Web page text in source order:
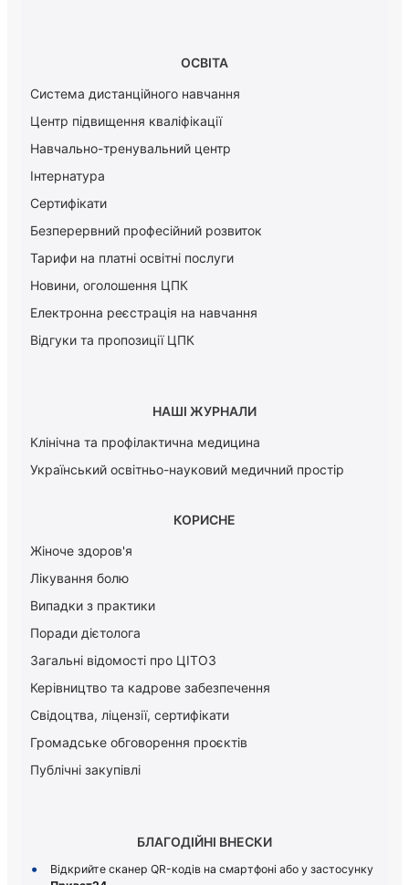
ОСВІТА
Система дистанційного навчання
Центр підвищення кваліфікації
Навчально-тренувальний центр
Інтернатура
Сертифікати
Безперервний професійний розвиток
Тарифи на платні освітні послуги
Новини, оголошення ЦПК
Електронна реєстрація на навчання
Відгуки та пропозиції ЦПК
НАШІ ЖУРНАЛИ
Клінічна та профілактична медицина
Український освітньо-науковий медичний простір
КОРИСНЕ
Жіноче здоров'я
Лікування болю
Випадки з практики
Поради дієтолога
Загальні відомості про ЦІТОЗ
Керiвництво та кадрове забезпечення
Свідоцтва, ліцензії, сертифікати
Громадське обговорення проєктів
Публічні закупівлі
БЛАГОДІЙНІ ВНЕСКИ
Відкрийте сканер QR-кодів на смартфоні або у застосунку